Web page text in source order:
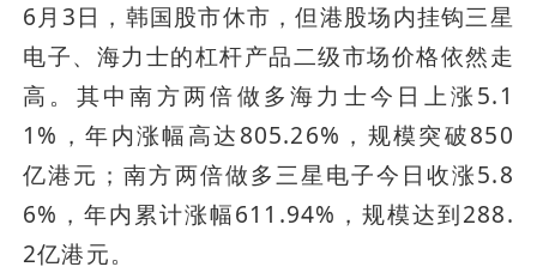
6月3日，韩国股市休市，但港股场内挂钩三星
电子、海力士的杠杆产品二级市场价格依然走
高。其中南方两倍做多海力士今日上涨5.1
1%，年内涨幅高达805.26%，规模突破850
亿港元；南方两倍做多三星电子今日收涨5.8
6%，年内累计涨幅611.94%，规模达到288.
2亿港元。